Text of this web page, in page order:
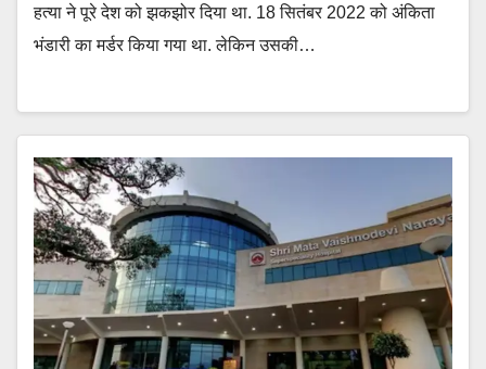
हत्या ने पूरे देश को झकझोर दिया था. 18 सितंबर 2022 को अंकिता
भंडारी का मर्डर किया गया था. लेकिन उसकी…